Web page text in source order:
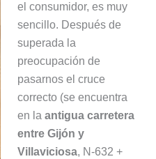
el consumidor, es muy
sencillo. Después de
superada la
preocupación de
pasarnos el cruce
correcto (se encuentra
en la antigua carretera
entre Gijón y
Villaviciosa, N-632 +